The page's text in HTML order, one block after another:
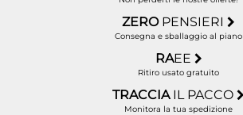
ZERO PENSIERI
Consegna e sballaggio al piano
RAEE
Ritiro usato gratuito
TRACCIA IL PACCO
Monitora la tua spedizione